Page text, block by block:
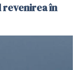
revenirea în